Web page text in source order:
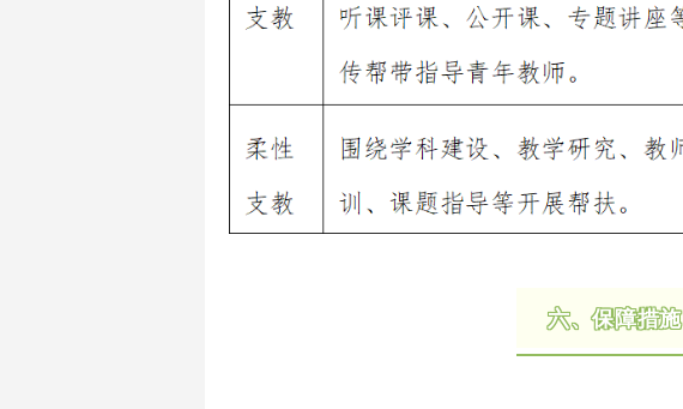
六、保障措施